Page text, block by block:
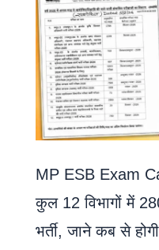
MP ESB Exam
कुल 12 विभागों में
भर्ती, जाने कब से होगी